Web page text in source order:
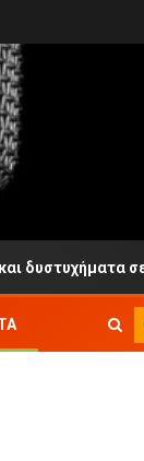
σε σχέση